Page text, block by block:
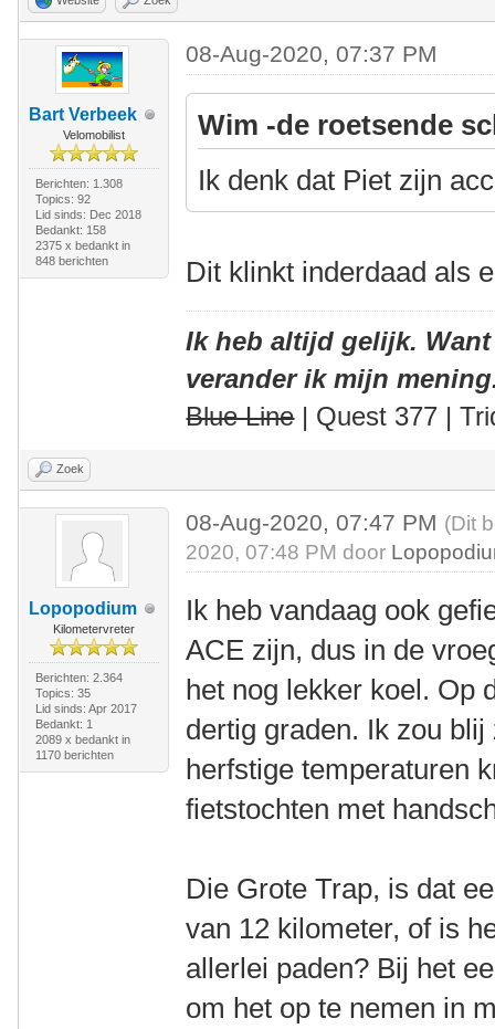
Bart Verbeek
Velomobilist
Berichten: 1.308
Topics: 92
Lid sinds: Dec 2018
Bedankt: 158
2375 x bedankt in
848 berichten
08-Aug-2020, 07:37 PM
Wim -de roetsende
Ik denk dat Piet zijn
Dit klinkt inderdaad als
Ik heb altijd gelijk.
verander ik mijn
Blue Line| Quest 377 |
Zoek
Lopopodium
Kilometervreter
Berichten: 2.364
Topics: 35
Lid sinds: Apr 2017
Bedankt: 1
2089 x bedankt in
1170 berichten
08-Aug-2020, 07:47 PM (Dit
2020, 07:48 PM door
Ik heb vandaag ook
ACE zijn, dus in de
het nog lekker koel. Op
dertig graden. Ik zou
herfstige temperaturen
fietstochten met
Die Grote Trap, is dat
van 12 kilometer, of is
allerlei paden? Bij het
om het op te nemen in